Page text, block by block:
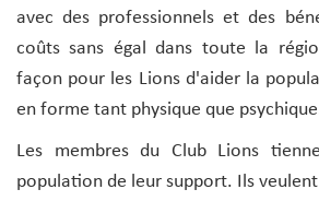
avec des professionnels et des
coûts sans égal dans toute la
façon pour les Lions d'aider la
en forme tant physique que
Les membres du Club Lions
population de leur support. Ils